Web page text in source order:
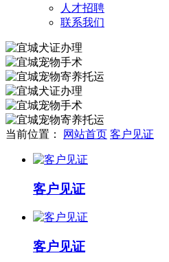
人才招聘
联系我们
当前位置： 网站首页 客户见证
客户见证
客户见证